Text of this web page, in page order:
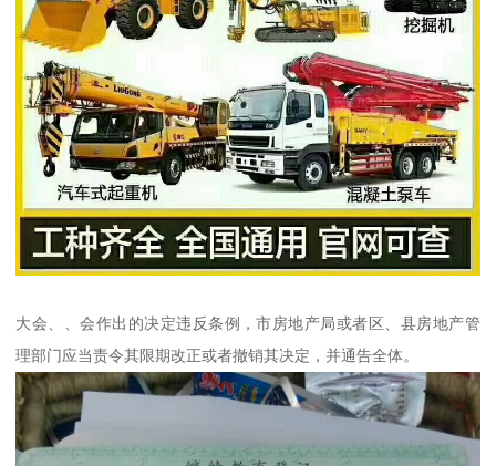
大会、、会作出的决定违反条例，市房地产局或者区、县房地产管
理部门应当责令其限期改正或者撤销其决定，并通告全体。